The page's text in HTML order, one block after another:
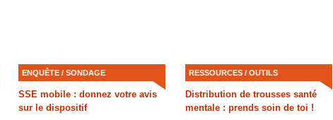
ENQUÊTE / SONDAGE
SSE mobile : donnez votre avis
sur le dispositif
RESSOURCES / OUTILS
Distribution de trousses santé
mentale : prends soin de toi !